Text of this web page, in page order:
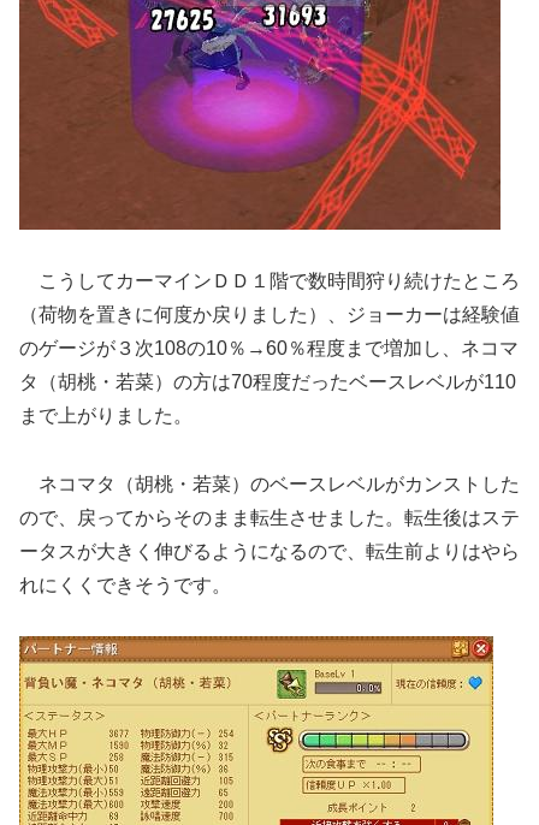
こうしてカーマインＤＤ１階で数時間狩り続けたところ
（荷物を置きに何度か戻りました）、ジョーカーは経験値
のゲージが３次108の10％→60％程度まで増加し、ネコマ
タ（胡桃・若菜）の方は70程度だったベースレベルが110
まで上がりました。
ネコマタ（胡桃・若菜）のベースレベルがカンストした
ので、戻ってからそのまま転生させました。転生後はステ
ータスが大きく伸びるようになるので、転生前よりはやら
れにくくできそうです。